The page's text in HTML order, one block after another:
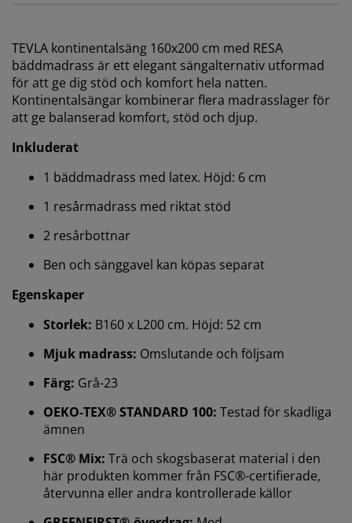
TEVLA kontinentalsäng 160x200 cm med RESA
bäddmadrass är ett elegant sängalternativ utformad
för att ge dig stöd och komfort hela natten.
Kontinentalsängar kombinerar flera madrasslager för
att ge balanserad komfort, stöd och djup.
Inkluderat
1 bäddmadrass med latex. Höjd: 6 cm
1 resårmadrass med riktat stöd
2 resårbottnar
Ben och sänggavel kan köpas separat
Egenskaper
Storlek: B160 x L200 cm. Höjd: 52 cm
Mjuk madrass: Omslutande och följsam
Färg: Grå-23
OEKO-TEX® STANDARD 100: Testad för skadliga
ämnen
FSC® Mix: Trä och skogsbaserat material i den
här produkten kommer från FSC®-certifierade,
återvunna eller andra kontrollerade källor
Vi personifierar din upplevelse
På JYSK använder vi cookies och mobilidentifierare för
att säkerställa en bra upplevelse när du besöker vår
webbplats. Cookies samlar in information om dig för
att säkerställa funktionalitet, statistik och relevant
marknadsföring.